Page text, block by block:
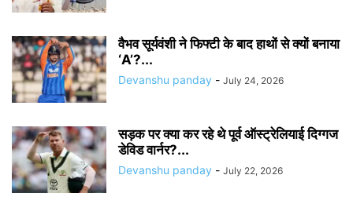
वैभव सूर्यवंशी ने फिफ्टी के बाद हाथों से क्यों बनाया
‘A’?...
Devanshu panday - July 24, 2026
सड़क पर क्या कर रहे थे पूर्व ऑस्ट्रेलियाई दिग्गज
डेविड वार्नर?...
Devanshu panday - July 22, 2026